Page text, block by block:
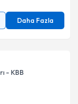
Daha Fazla
- KBB